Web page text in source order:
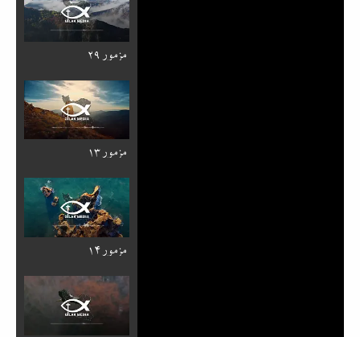
مزمور ۲۹
مزمور ۱۳
مزمور ۱۴